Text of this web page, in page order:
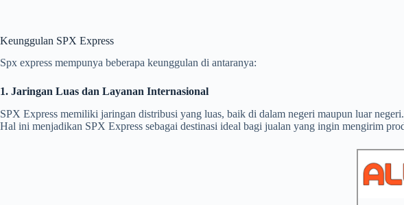
Keunggulan SPX Express
Spx express mempunya beberapa keunggulan di antaranya:
1. Jaringan Luas dan Layanan Internasional
SPX Express memiliki jaringan distribusi yang luas, baik di dalam negeri maupun luar
Hal ini menjadikan SPX Express sebagai destinasi ideal bagi jualan yang ingin mengirim